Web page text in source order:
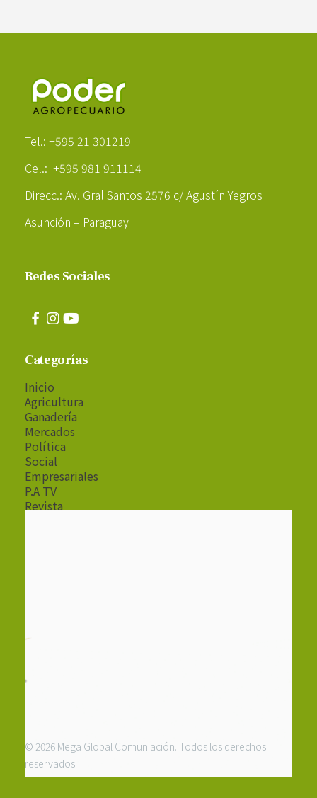
Tel.: +595 21 301219
Cel.: +595 981 911114
Direcc.: Av. Gral Santos 2576 c/ Agustín Yegros
Asunción – Paraguay
Redes Sociales
Categorías
Inicio
Agricultura
Ganadería
Mercados
Política
Social
Empresariales
P.A TV
Revista
© 2026 Mega Global Comuniación. Todos los derechos
reservados.